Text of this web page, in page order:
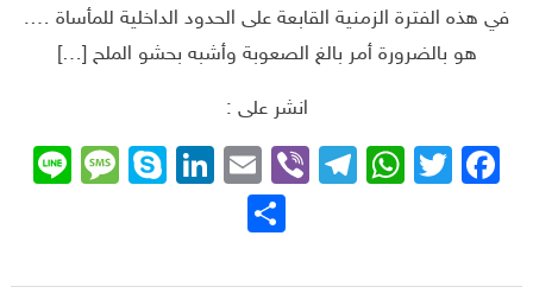
في هذه الفترة الزمنية القابعة على الحدود الداخلية للمأساة ….
هو بالضرورة أمر بالغ الصعوبة وأشبه بحشو الملح […]
انشر على :
Facebook
Twitter
WhatsApp
Telegram
Viber
Email
LinkedIn
Skype